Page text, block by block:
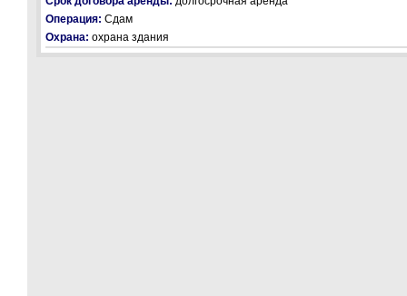
Операция: Сдам
Охрана: охрана здания